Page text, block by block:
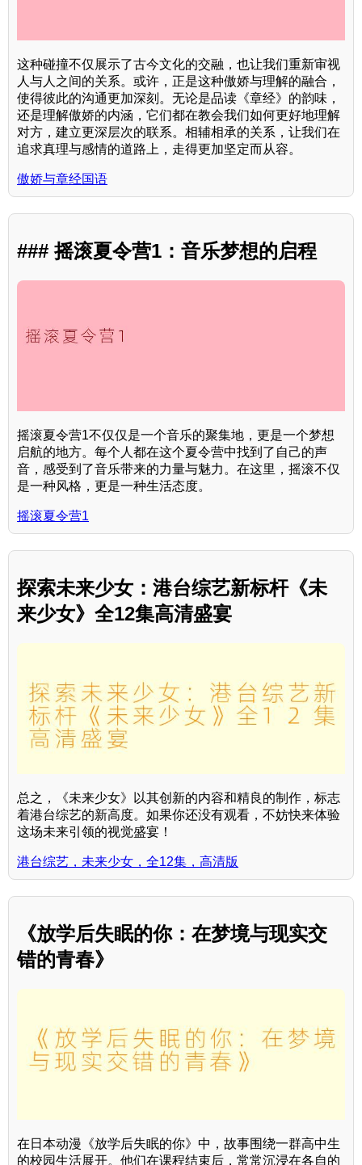
这种碰撞不仅展示了古今文化的交融，也让我们重新审视
人与人之间的关系。或许，正是这种傲娇与理解的融合，
使得彼此的沟通更加深刻。无论是品读《章经》的韵味，
还是理解傲娇的内涵，它们都在教会我们如何更好地理解
对方，建立更深层次的联系。相辅相承的关系，让我们在
追求真理与感情的道路上，走得更加坚定而从容。
傲娇与章经国语
### 摇滚夏令营1：音乐梦想的启程
摇滚夏令营1不仅仅是一个音乐的聚集地，更是一个梦想
启航的地方。每个人都在这个夏令营中找到了自己的声
音，感受到了音乐带来的力量与魅力。在这里，摇滚不仅
是一种风格，更是一种生活态度。
摇滚夏令营1
探索未来少女：港台综艺新标杆《未
来少女》全12集高清盛宴
总之，《未来少女》以其创新的内容和精良的制作，标志
着港台综艺的新高度。如果你还没有观看，不妨快来体验
这场未来引领的视觉盛宴！
港台综艺，未来少女，全12集，高清版
《放学后失眠的你：在梦境与现实交
错的青春》
在日本动漫《放学后失眠的你》中，故事围绕一群高中生
的校园生活展开。他们在课程结束后，常常沉浸在各自的